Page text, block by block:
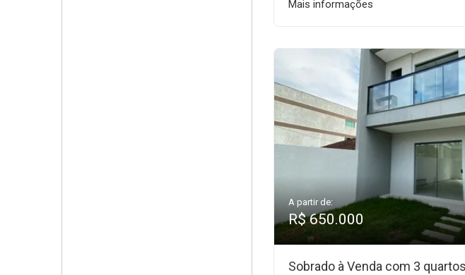
Mais informações
A partir de:
R$ 650.000
Sobrado à Venda com 3